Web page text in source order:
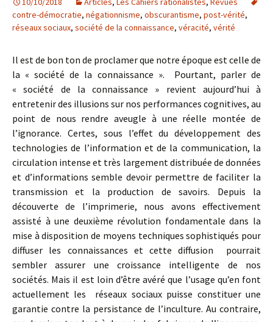
contre-démocratie, négationnisme, obscurantisme, post-vérité,
réseaux sociaux, société de la connaissance, véracité, vérité
Il est de bon ton de proclamer que notre époque est celle de
la « société de la connaissance ». Pourtant, parler de
« société de la connaissance » revient aujourd’hui à
entretenir des illusions sur nos performances cognitives, au
point de nous rendre aveugle à une réelle montée de
l’ignorance. Certes, sous l’effet du développement des
technologies de l’information et de la communication, la
circulation intense et très largement distribuée de données
et d’informations semble devoir permettre de faciliter la
transmission et la production de savoirs. Depuis la
découverte de l’imprimerie, nous avons effectivement
assisté à une deuxième révolution fondamentale dans la
mise à disposition de moyens techniques sophistiqués pour
diffuser les connaissances et cette diffusion pourrait
sembler assurer une croissance intelligente de nos
sociétés. Mais il est loin d’être avéré que l’usage qu’en font
actuellement les réseaux sociaux puisse constituer une
garantie contre la persistance de l’inculture. Au contraire,